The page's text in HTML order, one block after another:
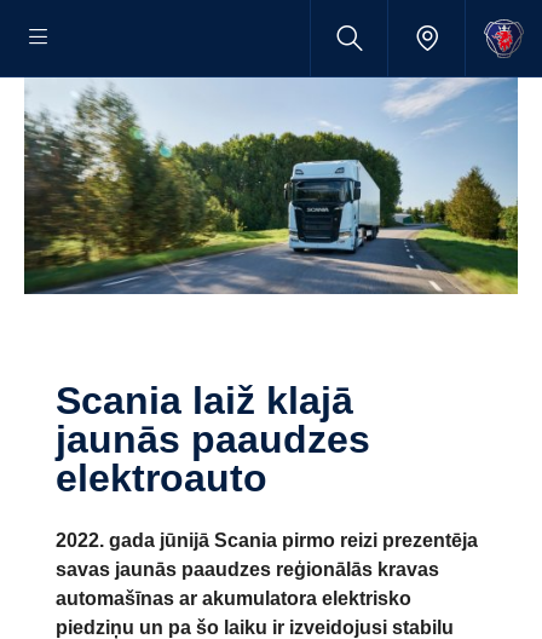
Scania laiž klajā
jaunās paaudzes
elektroauto
2022. gada jūnijā Scania pirmo reizi prezentēja
savas jaunās paaudzes reģionālās kravas
automašīnas ar akumulatora elektrisko
piedziņu un pa šo laiku ir izveidojusi stabilu